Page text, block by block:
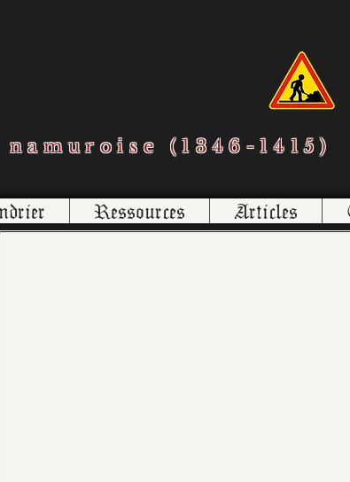
(1346-1415)
Ressources Articles